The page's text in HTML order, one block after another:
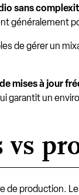
sans
généralement
de gérer un
mises à jour
garantit un
de production.